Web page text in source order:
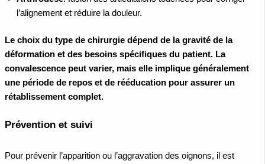
l’alignement et réduire la douleur.
Le choix du type de chirurgie dépend de la gravité de la
déformation et des besoins spécifiques du patient. La
convalescence peut varier, mais elle implique généralement
une période de repos et de rééducation pour assurer un
rétablissement complet.
Prévention et suivi
Pour prévenir l’apparition ou l’aggravation des oignons, il est